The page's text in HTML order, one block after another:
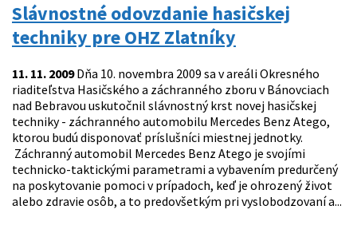
Slávnostné odovzdanie hasičskej
techniky pre OHZ Zlatníky
11. 11. 2009Dňa 10. novembra 2009 sa v areáli Okresného
riaditeľstva Hasičského a záchranného zboru v Bánovciach
nad Bebravou uskutočnil slávnostný krst novej hasičskej
techniky - záchranného automobilu Mercedes Benz Atego,
ktorou budú disponovať príslušníci miestnej jednotky.
Záchranný automobil Mercedes Benz Atego je svojími
technicko-taktickými parametrami a vybavením predurčený
na poskytovanie pomoci v prípadoch, keď je ohrozený život
alebo zdravie osôb, a to predovšetkým pri vyslobodzovaní a...